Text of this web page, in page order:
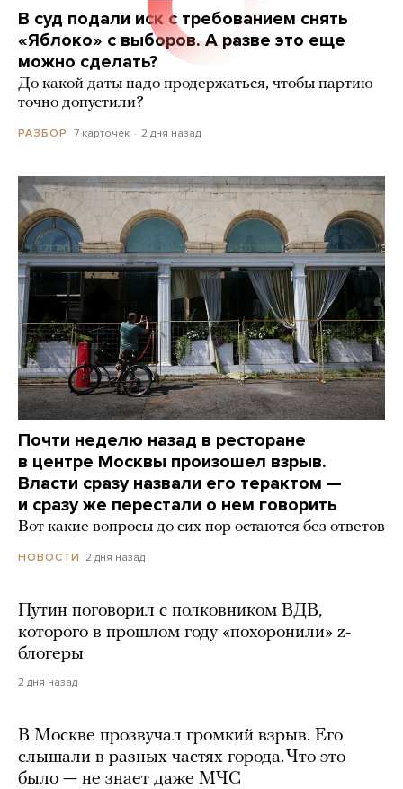
В суд подали иск с требованием снять
«Яблоко» с выборов. А разве это еще
можно сделать?
До какой даты надо продержаться, чтобы партию
точно допустили?
РАЗБОР 7 карточек 2 дня назад
Почти неделю назад в ресторане
в центре Москвы произошел взрыв.
Власти сразу назвали его терактом —
и сразу же перестали о нем говорить
Вот какие вопросы до сих пор остаются без ответов
НОВОСТИ 2 дня назад
Путин поговорил с полковником ВДВ,
которого в прошлом году «похоронили» z-
блогеры
2 дня назад
В Москве прозвучал громкий взрыв. Его
слышали в разных частях города. Что это
было — не знает даже МЧС